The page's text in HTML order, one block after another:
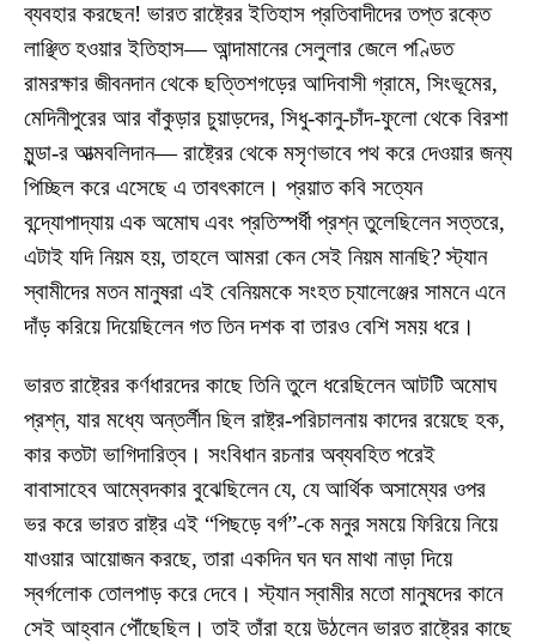
ব্যবহার করছেন! ভারত রাষ্ট্রের ইতিহাস প্রতিবাদীদের তপ্ত রক্তে
লাঞ্ছিত হওয়ার ইতিহাস— আন্দামানের সেলুলার জেলে পণ্ডিত
রামরক্ষার জীবনদান থেকে ছত্তিশগড়ের আদিবাসী গ্রামে, সিংভূমের,
মেদিনীপুরের আর বাঁকুড়ার চুয়াড়দের, সিধু-কানু-চাঁদ-ফুলো থেকে বিরশা
মুন্ডা-র আত্মবলিদান— রাষ্ট্রের থেকে মসৃণভাবে পথ করে দেওয়ার জন্য
পিচ্ছিল করে এসেছে এ তাবৎকালে। প্রয়াত কবি সত্যেন
বন্দ্যোপাদ্যায় এক অমোঘ এবং প্রতিস্পর্ধী প্রশ্ন তুলেছিলেন সত্তরে,
এটাই যদি নিয়ম হয়, তাহলে আমরা কেন সেই নিয়ম মানছি? স্ট্যান
স্বামীদের মতন মানুষরা এই বেনিয়মকে সংহত চ্যালেঞ্জের সামনে এনে
দাঁড় করিয়ে দিয়েছিলেন গত তিন দশক বা তারও বেশি সময় ধরে।
ভারত রাষ্ট্রের কর্ণধারদের কাছে তিনি তুলে ধরেছিলেন আটটি অমোঘ
প্রশ্ন, যার মধ্যে অন্তর্লীন ছিল রাষ্ট্র-পরিচালনায় কাদের রয়েছে হক,
কার কতটা ভাগিদারিত্ব। সংবিধান রচনার অব্যবহিত পরেই
বাবাসাহেব আম্বেদকার বুঝেছিলেন যে, যে আর্থিক অসাম্যের ওপর
ভর করে ভারত রাষ্ট্র এই “পিছড়ে বর্গ”-কে মনুর সময়ে ফিরিয়ে নিয়ে
যাওয়ার আয়োজন করছে, তারা একদিন ঘন ঘন মাথা নাড়া দিয়ে
স্বর্গলোক তোলপাড় করে দেবে। স্ট্যান স্বামীর মতো মানুষদের কানে
সেই আহ্বান পৌঁছেছিল। তাই তাঁরা হয়ে উঠলেন ভারত রাষ্ট্রের কাছে